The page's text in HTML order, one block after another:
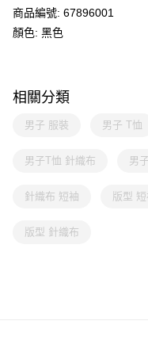
商品編號: 67896001
顏色: 黑色
相關分類
男子 服裝 男子 T恤
男子T恤 針織布 男
針織布 短袖 版型 短
版型 針織布